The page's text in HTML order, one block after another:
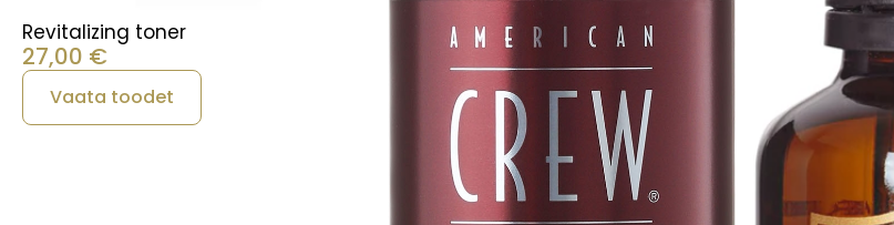
Revitalizing toner
27,00 €
Vaata toodet